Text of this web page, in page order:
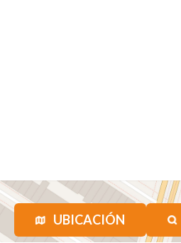
UBICACIÓN